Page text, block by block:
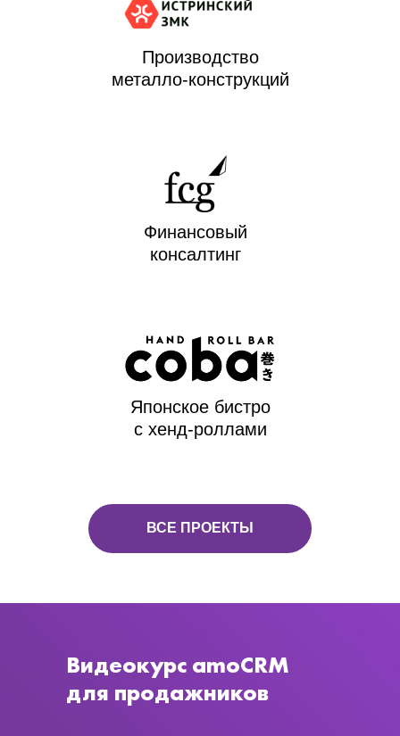
ВСЕ ПРОЕКТЫ
Производство
металло-конструкций
Японское бистро
с хенд-роллами
Финансовый
консалтинг
Видеокурс amoCRM
для продажников